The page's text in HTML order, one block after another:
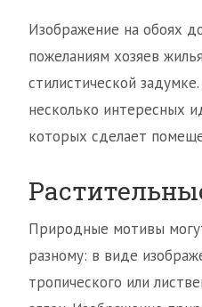
Изображение на обоях
пожеланиям хозяев
стилистической
несколько интересных
которых сделает
Природные мотивы
разному: в виде
тропического или